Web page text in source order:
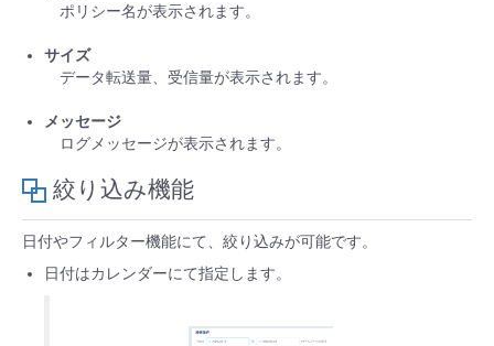
ポリシー名が表示されます。
サイズ
データ転送量、受信量が表示されます。
メッセージ
ログメッセージが表示されます。
絞り込み機能
日付やフィルター機能にて、絞り込みが可能です。
日付はカレンダーにて指定します。